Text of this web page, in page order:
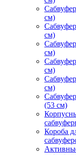
см)
см)
см)
см)
см)
(53 см)
Короба